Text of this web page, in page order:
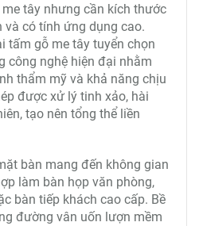
tây nhưng cần kích thước
và có tính ứng dụng cao.
tấm gỗ me tây tuyển chọn
công nghệ hiện đại nhằm
thẩm mỹ và khả năng chịu
được xử lý tinh xảo, hài
tạo nên tổng thể liền
bàn mang đến không gian
làm bàn họp văn phòng,
bàn tiếp khách cao cấp. Bề
đường vân uốn lượn mềm